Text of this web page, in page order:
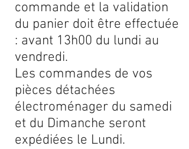
commande et la validation
du panier doit être effectuée
: avant 13h00 du lundi au
vendredi.
Les commandes de vos
pièces détachées
électroménager du samedi
et du Dimanche seront
expédiées le Lundi.